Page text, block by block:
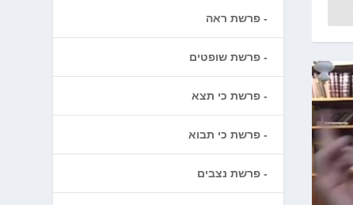
פרשת ראה
פרשת שופטים
פרשת כי תצא
פרשת כי תבוא
פרשת נצבים